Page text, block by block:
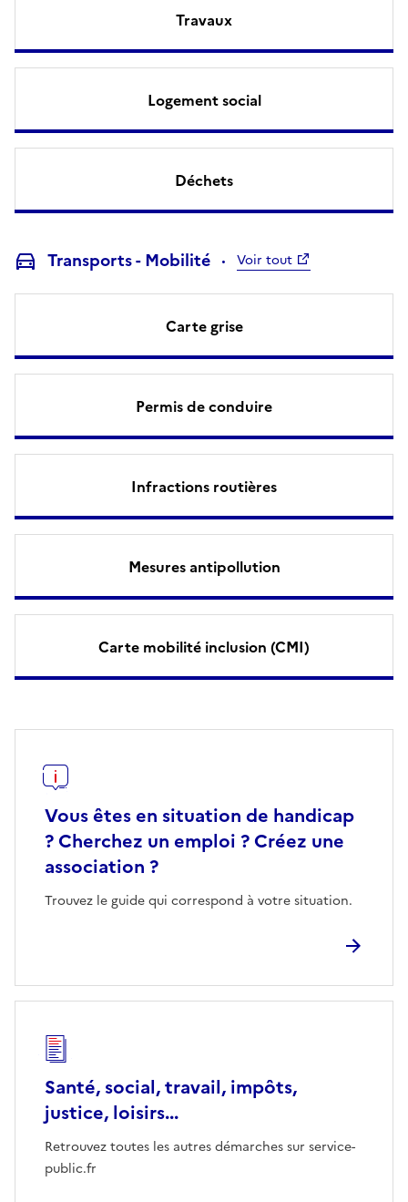
Travaux
Logement social
Déchets
Transports - Mobilité Voir tout
Carte grise
Permis de conduire
Infractions routières
Mesures antipollution
Carte mobilité inclusion (CMI)
Vous êtes en situation de handicap
? Cherchez un emploi ? Créez une
association ?
Trouvez le guide qui correspond à votre situation.
Santé, social, travail, impôts,
justice, loisirs...
Retrouvez toutes les autres démarches sur service-
public.fr